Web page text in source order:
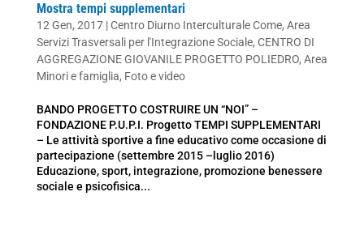
Mostra tempi supplementari
12 Gen, 2017|Centro Diurno Interculturale Come, Area
Servizi Trasversali per l'Integrazione Sociale, CENTRO DI
AGGREGAZIONE GIOVANILE PROGETTO POLIEDRO, Area
Minori e famiglia, Foto e video
BANDO PROGETTO COSTRUIRE UN “NOI” –
FONDAZIONE P.U.P.I. Progetto TEMPI SUPPLEMENTARI
– Le attività sportive a fine educativo come occasione di
partecipazione (settembre 2015 –luglio 2016)
Educazione, sport, integrazione, promozione benessere
sociale e psicofisica...